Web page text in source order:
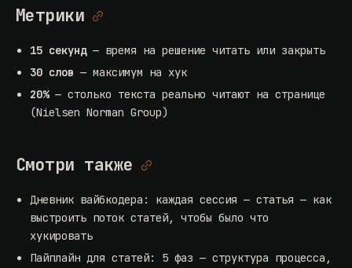
Метрики
15 секунд— время на решение читать или закрыть
30 слов — максимум на хук
20%— столько текста реально читают на странице
(Nielsen Norman Group)
Смотри также
Дневник вайбкодера: каждая сессия — статья — как
выстроить поток статей, чтобы было что
хукировать
Пайплайн для статей: 5 фаз — структура процесса,